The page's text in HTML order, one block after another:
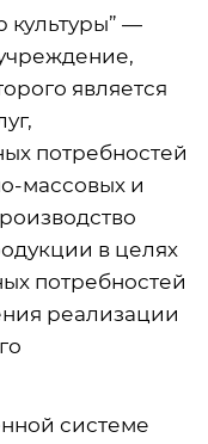
культуры” —
является
потребностей
массовых и
в целях
потребностей
реализации
системе